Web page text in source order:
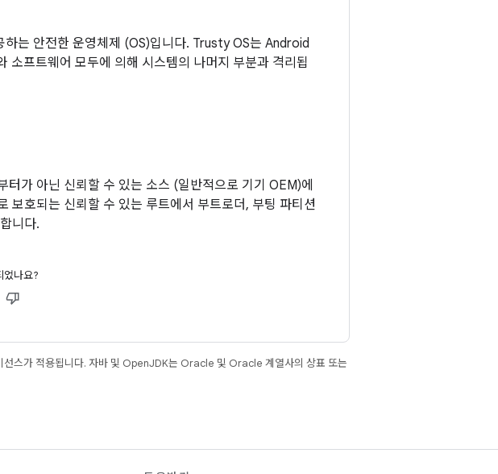
는 안전한 운영체제 (OS)입니다. Trusty OS는 Android
프트웨어 모두에 의해 시스템의 나머지 부분과 격리됩
가 아닌 신뢰할 수 있는 소스 (일반적으로 기기 OEM)에
보호되는 신뢰할 수 있는 루트에서 부트로더, 부팅 파티션
니다.
었나요?
선스가 적용됩니다. 자바 및 OpenJDK는 Oracle 및 Oracle 계열사의 상표 또는